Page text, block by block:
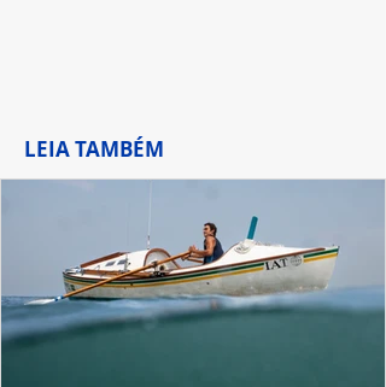
LEIA TAMBÉM